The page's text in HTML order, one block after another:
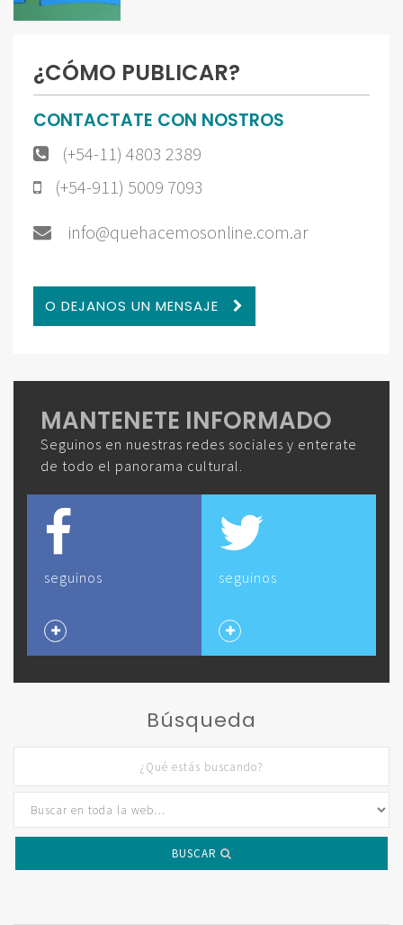
¿CÓMO PUBLICAR?
CONTACTATE CON NOSTROS
(+54-11) 4803 2389
(+54-911) 5009 7093
info@quehacemosonline.com.ar
O DEJANOS UN MENSAJE
MANTENETE INFORMADO
Seguinos en nuestras redes sociales y enterate
de todo el panorama cultural.
seguinos seguinos
Búsqueda
BUSCAR